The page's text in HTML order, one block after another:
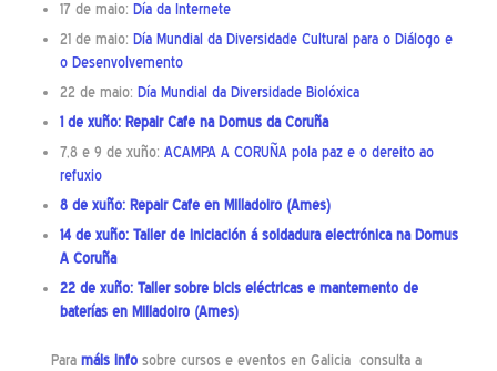
17 de maio: Día da Internete
21 de maio: Día Mundial da Diversidade Cultural para o Diálogo e
o Desenvolvemento
22 de maio: Día Mundial da Diversidade Biolóxica
1 de xuño: Repair Cafe na Domus da Coruña
7,8 e 9 de xuño: ACAMPA A CORUÑA pola paz e o dereito ao
refuxio
8 de xuño: Repair Cafe en Milladoiro(Ames)
14 de xuño: Taller de iniciación á soldadura electrónica na Domus
A Coruña
22 de xuño: Taller sobre bicis eléctricas e mantemento de
baterías en Milladoiro (Ames)
Para máis infosobre cursos e eventos en Galicia consulta a